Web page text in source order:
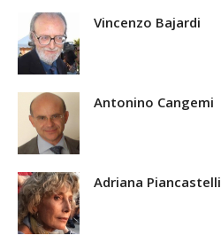
Vincenzo Bajardi
Antonino Cangemi
Adriana Piancastelli